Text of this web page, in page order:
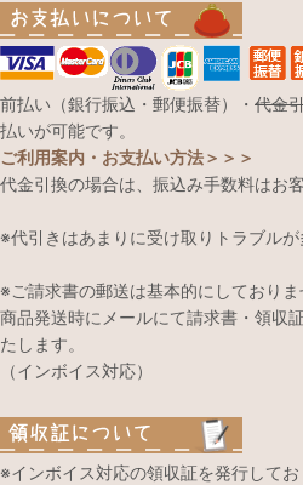
前払い（銀行振込・郵便振替）・ 代金
払いが可能です。
ご利用案内・お支払い方法＞＞＞
代金引換の場合は、振込み手数料はお
※代引きはあまりに受け取りトラブルが
※ご請求書の郵送は基本的にしておりま
商品発送時にメールにて請求書・領収
たします。
（インボイス対応）
※インボイス対応の領収証を発行してお